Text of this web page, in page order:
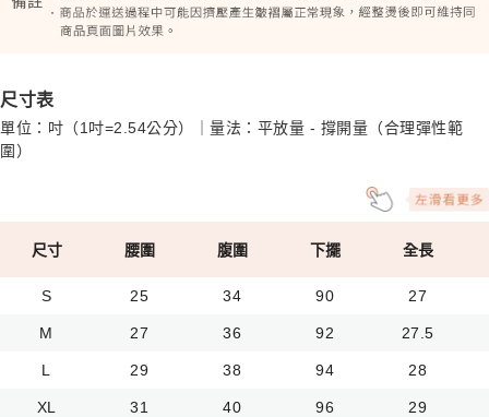
尺寸表
單位：吋（1吋=2.54公分）｜量法：平放量 - 撐開量（合理彈性範
圍）
尺寸 腰圍 腹圍 下擺 全長
S 25 34 90 27
M 27 36 92 27.5
L 29 38 94 28
XL 31 40 96 29